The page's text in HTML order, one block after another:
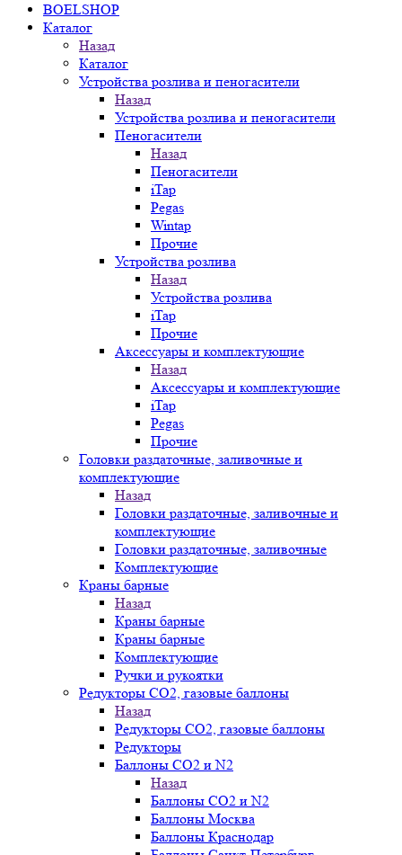
BOELSHOP
Каталог
Назад
Каталог
Устройства розлива и пеногасители
Назад
Устройства розлива и пеногасители
Пеногасители
Назад
Пеногасители
iTap
Pegas
Wintap
Прочие
Устройства розлива
Назад
Устройства розлива
iTap
Прочие
Аксессуары и комплектующие
Назад
Аксессуары и комплектующие
iTap
Pegas
Прочие
Головки раздаточные, заливочные и
комплектующие
Назад
Головки раздаточные, заливочные и
комплектующие
Головки раздаточные, заливочные
Комплектующие
Краны барные
Назад
Краны барные
Краны барные
Комплектующие
Ручки и рукоятки
Редукторы СО2, газовые баллоны
Назад
Редукторы СО2, газовые баллоны
Редукторы
Баллоны СО2 и N2
Назад
Баллоны СО2 и N2
Баллоны Москва
Баллоны Краснодар